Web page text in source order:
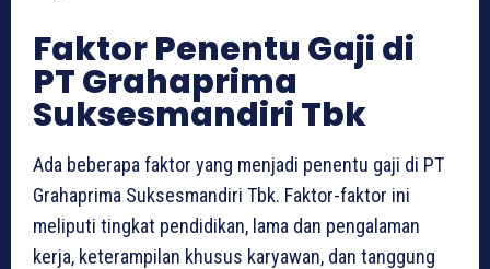
Faktor Penentu Gaji di
PT Grahaprima
Suksesmandiri Tbk
Ada beberapa faktor yang menjadi penentu gaji di PT
Grahaprima Suksesmandiri Tbk. Faktor-faktor ini
meliputi tingkat pendidikan, lama dan pengalaman
kerja, keterampilan khusus karyawan, dan tanggung